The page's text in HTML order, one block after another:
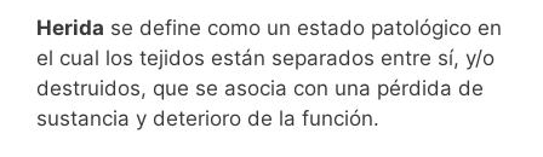
Herida se define como un estado patológico en
el cual los tejidos están separados entre sí, y/o
destruidos, que se asocia con una pérdida de
sustancia y deterioro de la función.